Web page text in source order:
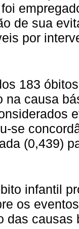
de sua
por
183
na causa
se
(0,439)
infantil
os
das